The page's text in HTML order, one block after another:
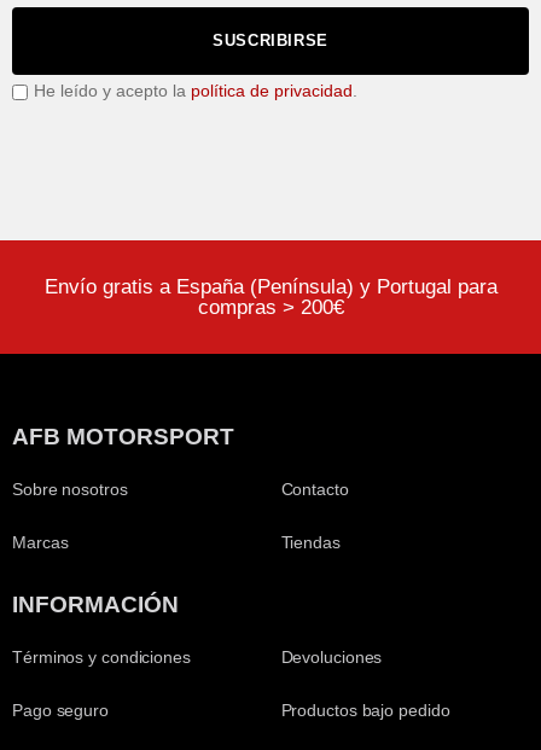
SUSCRIBIRSE
He leído y acepto la política de privacidad .
Envío gratis a España (Península) y Portugal para
compras > 200€
AFB MOTORSPORT
Sobre nosotros
Marcas
Contacto
Tiendas
INFORMACIÓN
Términos y condiciones
Pago seguro
Devoluciones
Productos bajo pedido